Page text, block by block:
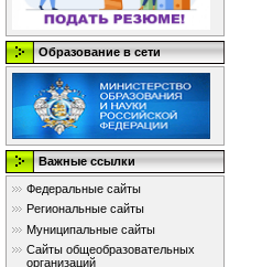
Образование в сети
Важные ссылки
Федеральные сайты
Региональные сайты
Муниципальные сайты
Сайты общеобразовательных
организаций